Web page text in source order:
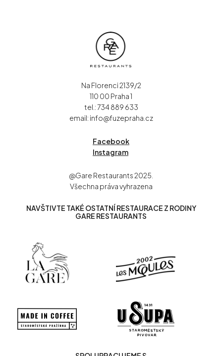
Na Florenci 2139/2
110 00 Praha 1
tel.:734 889 633
email: info@fuzepraha.cz
Facebook
Instagram
@Gare Restaurants 2025.
Všechna práva vyhrazena
NAVŠTIVTE TAKÉ OSTATNÍ RESTAURACE Z RODINY
GARE RESTAURANTS